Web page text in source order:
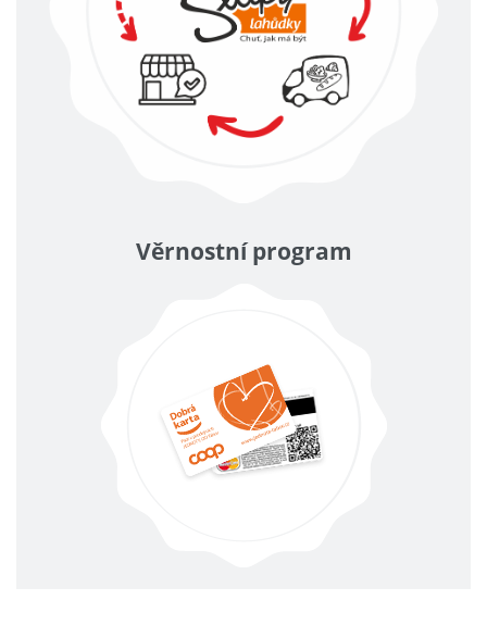
Věrnostní program